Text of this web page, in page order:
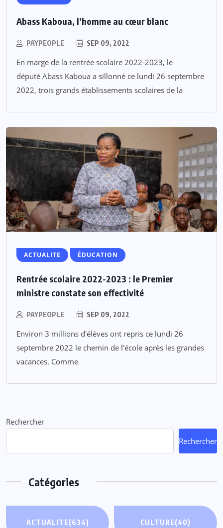
Abass Kaboua, l’homme au cœur blanc
PAYPEOPLE SEP 09, 2022
En marge de la rentrée scolaire 2022-2023, le
député Abass Kaboua a sillonné ce lundi 26 septembre
2022, trois grands établissements scolaires de la
ACTUALITE ÉDUCATION
Rentrée scolaire 2022-2023 : le Premier
ministre constate son effectivité
PAYPEOPLE SEP 09, 2022
Environ 3 millions d'élèves ont repris ce lundi 26
septembre 2022 le chemin de l'école après les grandes
vacances. Comme
Rechercher
Rechercher
Catégories
ACTUALITE(634) CULTURE(40)